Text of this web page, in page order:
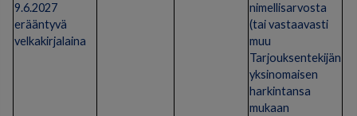
9.6.2027
erääntyvä
velkakirjalaina
nimellisarvosta
(tai vastaavasti
muu
Tarjouksentekijän
yksinomaisen
harkintansa
mukaan